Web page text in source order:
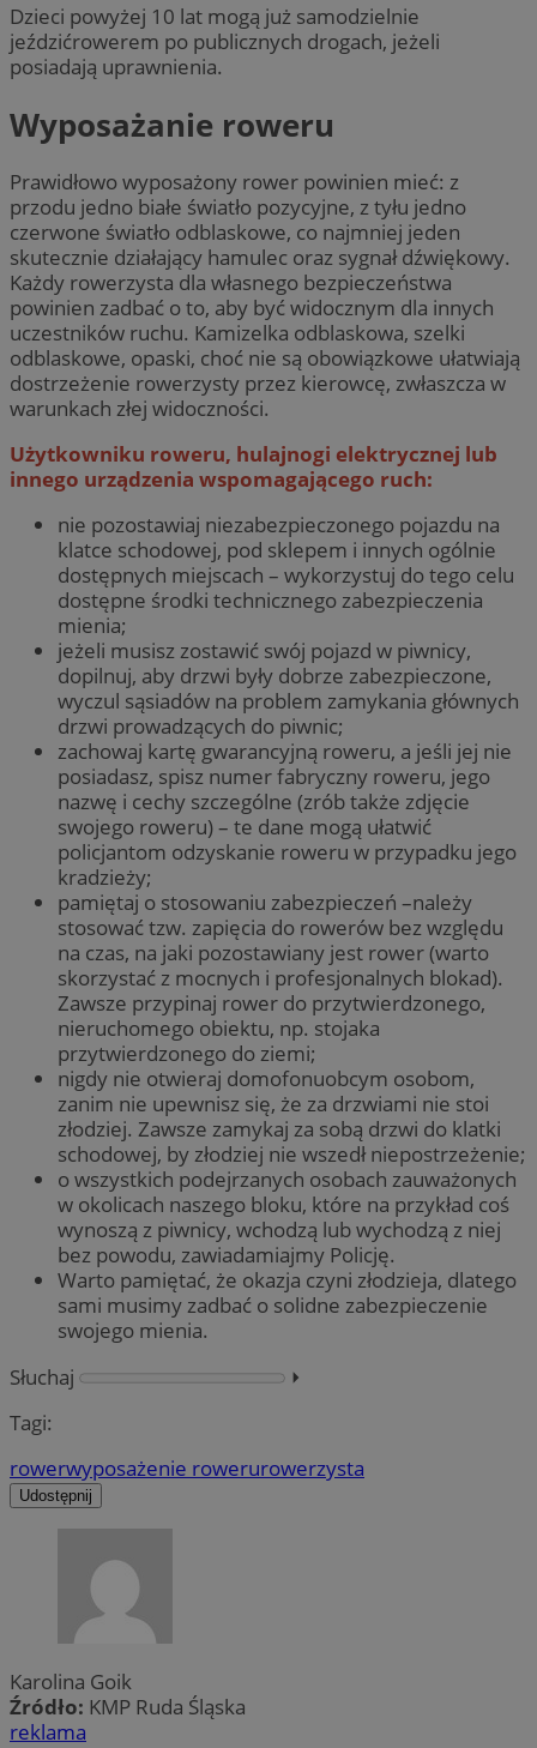
Dzieci powyżej 10 lat mogą już samodzielnie
jeździćrowerem po publicznych drogach, jeżeli
posiadają uprawnienia.
Wyposażanie roweru
Prawidłowo wyposażony rower powinien mieć: z
przodu jedno białe światło pozycyjne, z tyłu jedno
czerwone światło odblaskowe, co najmniej jeden
skutecznie działający hamulec oraz sygnał dźwiękowy.
Każdy rowerzysta dla własnego bezpieczeństwa
powinien zadbać o to, aby być widocznym dla innych
uczestników ruchu. Kamizelka odblaskowa, szelki
odblaskowe, opaski, choć nie są obowiązkowe ułatwiają
dostrzeżenie rowerzysty przez kierowcę, zwłaszcza w
warunkach złej widoczności.
Użytkowniku roweru, hulajnogi elektrycznej lub
innego urządzenia wspomagającego ruch:
nie pozostawiaj niezabezpieczonego pojazdu na
klatce schodowej, pod sklepem i innych ogólnie
dostępnych miejscach – wykorzystuj do tego celu
dostępne środki technicznego zabezpieczenia
mienia;
jeżeli musisz zostawić swój pojazd w piwnicy,
dopilnuj, aby drzwi były dobrze zabezpieczone,
wyczul sąsiadów na problem zamykania głównych
drzwi prowadzących do piwnic;
zachowaj kartę gwarancyjną roweru, a jeśli jej nie
posiadasz, spisz numer fabryczny roweru, jego
nazwę i cechy szczególne (zrób także zdjęcie
swojego roweru) – te dane mogą ułatwić
policjantom odzyskanie roweru w przypadku jego
kradzieży;
pamiętaj o stosowaniu zabezpieczeń –należy
stosować tzw. zapięcia do rowerów bez względu
na czas, na jaki pozostawiany jest rower (warto
skorzystać z mocnych i profesjonalnych blokad).
Zawsze przypinaj rower do przytwierdzonego,
nieruchomego obiektu, np. stojaka
przytwierdzonego do ziemi;
nigdy nie otwieraj domofonuobcym osobom,
zanim nie upewnisz się, że za drzwiami nie stoi
złodziej. Zawsze zamykaj za sobą drzwi do klatki
schodowej, by złodziej nie wszedł niepostrzeżenie;
o wszystkich podejrzanych osobach zauważonych
w okolicach naszego bloku, które na przykład coś
wynoszą z piwnicy, wchodzą lub wychodzą z niej
bez powodu, zawiadamiajmy Policję.
Warto pamiętać, że okazja czyni złodzieja, dlatego
sami musimy zadbać o solidne zabezpieczenie
swojego mienia.
Słuchaj
⏵︎
Tagi:
rowerwyposażenie rowerurowerzysta
Udostępnij
Karolina Goik
Źródło: KMP Ruda Śląska
reklama